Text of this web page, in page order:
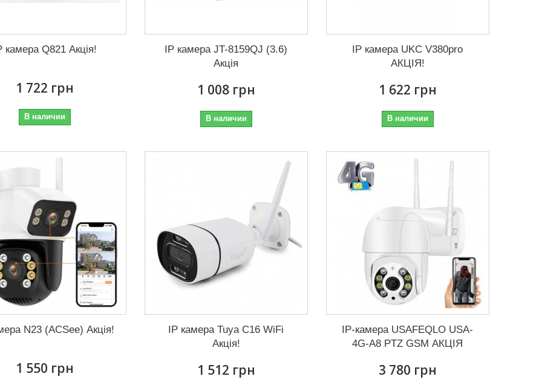
камера Q821 Акція!
1 722 грн
В наличии
IP камера JT-8159QJ (3.6)
Акція
1 008 грн
В наличии
IP камера UKC V380pro
АКЦІЯ!
1 622 грн
В наличии
N23 (ACSee) Акція!
1 550 грн
IP камера Tuya C16 WiFi
Акція!
1 512 грн
IP-камера USAFEQLO USA-
4G-A8 PTZ GSM АКЦІЯ
3 780 грн